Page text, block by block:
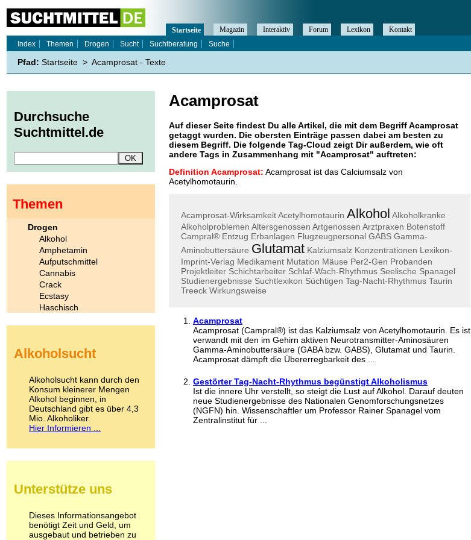
Acamprosat
Auf dieser Seite findest Du alle Artikel, die mit dem BegriffAcamprosat
getaggt wurden. Die obersten Einträge passen dabei am besten zu
diesem Begriff. Die folgende Tag-Cloud zeigt Dir außerdem, wie oft
andere Tags in Zusammenhang mit "Acamprosat" auftreten:
Definition Acamprosat: Acamprosat ist das Calciumsalz von
Acetylhomotaurin.
Acamprosat-WirksamkeitAcetylhomotaurin Alkohol Alkoholkranke
Alkoholproblemen Altersgenossen Artgenossen Arztpraxen Botenstoff
Campral® Entzug Erbanlagen Flugzeugpersonal GABS Gamma-
Aminobuttersäure Glutamat Kalziumsalz Konzentrationen Lexikon-
Imprint-Verlag Medikament Mutation Mäuse Per2-Gen Probanden
Projektleiter Schichtarbeiter Schlaf-Wach-Rhythmus Seelische Spanagel
Studienergebnisse Suchtlexikon Süchtigen Tag-Nacht-Rhythmus Taurin
Treeck Wirkungsweise
Acamprosat
Acamprosat (Campral®) ist das Kalziumsalz von Acetylhomotaurin. Es ist
verwandt mit den im Gehirn aktiven Neurotransmitter-Aminosäuren
Gamma-Aminobuttersäure (GABA bzw. GABS), Glutamat und Taurin.
Acamprosat dämpft die Übererregbarkeit des ...
Gestörter Tag-Nacht-Rhythmus begünstigt Alkoholismus
Ist die innere Uhr verstellt, so steigt die Lust auf Alkohol. Darauf deuten
neue Studienergebnisse des Nationalen Genomforschungsnetzes
(NGFN) hin. Wissenschaftler um Professor Rainer Spanagel vom
Zentralinstitut für ...
Startseite Magazin Interaktiv Forum Lexikon
Kontakt
Index
Themen Drogen Sucht Suchtberatung Suche
Pfad: Startseite > Acamprosat - Texte
Durchsuche
Suchtmittel.de
Themen
Drogen
Alkohol
Amphetamin
Aufputschmittel
Cannabis
Crack
Ecstasy
Haschisch
Kokain
LSD
Marihuana
Medikamente
Meskalin
Metamphetamin
Methadon
Pilze
Psychopharmaka
Schlafmittel
Schmerzmittel
Alkoholsucht
Alkoholsucht kann durch den
Konsum kleinerer Mengen
Alkohol beginnen, in
Deutschland gibt es über 4,3
Mio. Alkoholiker.
Hier Informieren ...
Unterstütze uns
Dieses Informationsangebot
benötigt Zeit und Geld, um
ausgebaut und betrieben zu